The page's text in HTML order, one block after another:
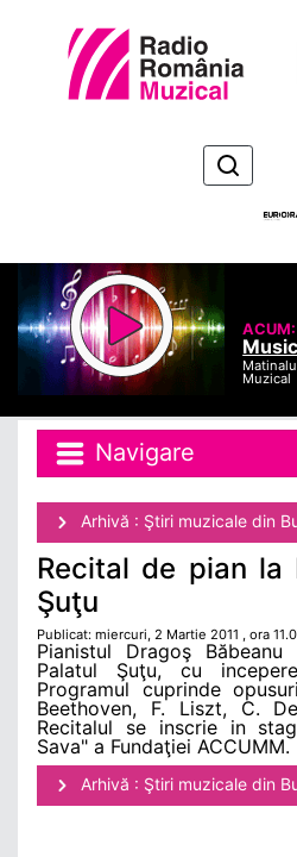
Muzical
Navigare
Arhivă : Ştiri muzicale din
Recital de pian la
Şuţu
Publicat: miercuri, 2 Martie 2011 , ora
Pianistul Dragoş
Palatul Şuţu, cu
Programul cuprinde
Beethoven, F. Liszt, C.
Recitalul se inscrie in
Sava" a Fundaţiei ACCUMM.
Arhivă : Ştiri muzicale din